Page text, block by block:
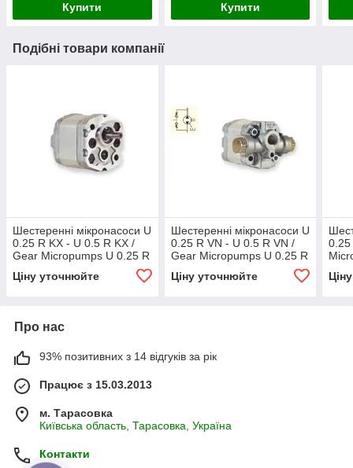
Купити Купити
Подібні товари компанії
Шестеренні мікронасоси U
0.25 R KX - U 0.5 R KX /
Gear Micropumps U 0.25 R
Ціну уточнюйте
Шестеренні мікронасоси U
0.25 R VN - U 0.5 R VN /
Gear Micropumps U 0.25 R
Ціну уточнюйте
Про нас
93% позитивних з 14 відгуків за рік
Працює з 15.03.2013
м. Тарасовка
Київська область, Тарасовка, Україна
Контакти